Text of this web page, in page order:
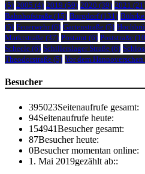
(5) 2005 (4) 2019 (59) 2020 (39) 2021
Bahnhofstraße (15) Burgdorf(131) Bührke
(5) Feuerwehr(6) Gartenstraße (5)
Marktstraße (37) Postamt (6) Poststraße
Scheele (6) Schillerslager Straße (6)
Theodorstraße (5) Vor dem Hannoverschen
Besucher
395023Seitenaufrufe gesamt:
94Seitenaufrufe heute:
154941Besucher gesamt:
87Besucher heute:
0Besucher momentan online:
1. Mai 2019gezählt ab::